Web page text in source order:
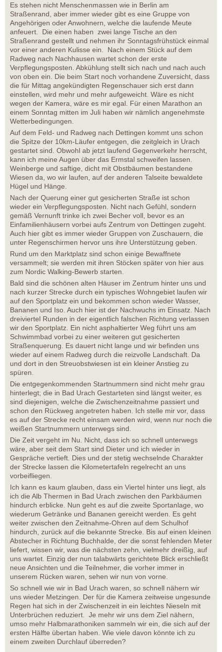
Es stehen nicht Menschenmassen wie in Berlin am
Straßenrand, aber immer wieder gibt es eine Gruppe von
Angehörigen oder Anwohnern, welche die laufende Meute
anfeuert. Die einen haben zwei lange Tische an den
Straßenrand gestellt und nehmen ihr Sonntagsfrühstück einmal
vor einer anderen Kulisse ein. Nach einem Stück auf dem
Radweg nach Nachhausen wartet schon der erste
Verpflegungsposten. Abkühlung stellt sich nach und nach auch
von oben ein. Die beim Start noch vorhandene Zuversicht, dass
die für Mittag angekündigten Regenschauer sich erst dann
einstellen, wird mehr und mehr aufgeweicht. Wäre es nicht
wegen der Kamera, wäre es mir egal. Für einen Marathon an
einem Sonntag mitten im Juli haben wir nämlich angenehmste
Wetterbedingungen.
Auf dem Feld- und Radweg nach Dettingen kommt uns schon
die Spitze der 10km-Läufer entgegen, die zeitgleich in Urach
gestartet sind. Obwohl ab jetzt laufend Gegenverkehr herrscht,
kann ich meine Augen über das Ermstal schweifen lassen.
Weinberge und saftige, dicht mit Obstbäumen bestandene
Wiesen da, wo wir laufen, auf der anderen Talseite bewaldete
Hügel und Hänge.
Nach der Querung einer gut gesicherten Straße ist schon
wieder ein Verpflegungsposten. Nicht nach Gefühl, sondern
gemäß Vernunft trinke ich zwei Becher voll, bevor es an
Einfamilienhäusern vorbei aufs Zentrum von Dettingen zugeht.
Auch hier gibt es immer wieder Gruppen von Zuschauern, die
unter Regenschirmen hervor uns ihre Unterstützung geben.
Rund um den Marktplatz sind schon einige Bewaffnete
versammelt; sie werden mit ihren Stöcken später von hier aus
zum Nordic Walking-Bewerb starten.
Bald sind die schönen alten Häuser im Zentrum hinter uns und
nach kurzer Strecke durch ein typisches Wohngebiet laufen wir
auf den Sportplatz ein und bekommen schon wieder Wasser,
Bananen und Iso. Auch hier ist der Nachwuchs im Einsatz. Nach
dreiviertel Runden in der eigentlich falschen Richtung verlassen
wir den Sportplatz. Ein nicht asphaltierter Weg führt uns am
Schwimmbad vorbei zu einer weiteren gut gesicherten
Straßenquerung. Es dauert nicht lange und wir befinden uns
wieder auf einem Radweg durch die reizvolle Landschaft. Da
und dort in den Streuobstwiesen ist ein kleiner Anstieg zu
spüren.
Die entgegenkommenden Startnummern sind nicht mehr grau
hinterlegt; die in Bad Urach Gestarteten sind längst weiter, es
sind diejenigen, welche die Zwischenzeitnahme passiert und
schon den Rückweg angetreten haben. Ich stelle mir vor, dass
es auf der Strecke recht einsam werden wird, wenn nur noch die
weißen Startnummern unterwegs sind.
Die Zeit vergeht im Nu. Nicht, dass ich so schnell unterwegs
wäre, aber seit dem Start sind Dieter und ich wieder in
Gespräche vertieft. Dies und der stetig wechselnde Charakter
der Strecke lassen die Kilometertafeln regelrecht an uns
vorbeifliegen.
Ich kann es kaum glauben, dass ein Viertel hinter uns liegt, als
ich die Alb Thermen in Bad Urach zwischen den Parkbäumen
hindurch erblicke. Nun geht es auf die zweite Sportanlage, wo
wiederum Getränke und Bananen gereicht werden. Es geht
weiter zwischen den Zeitnahme-Ohren auf dem Schulhof
hindurch, zurück auf die bekannte Strecke. Bis auf einen kleinen
Abstecher in Richtung Buchhalde, der die sonst fehlenden Meter
liefert, wissen wir, was die nächsten zehn, vielmehr dreißig, auf
uns wartet. Einzig der nun talabwärts gerichtete Blick erschließt
neue Ansichten und die Teilnehmer, die vorher immer in
unserem Rücken waren, sehen wir nun von vorne.
So schnell wie wir in Bad Urach waren, so schnell nähern wir
uns wieder Metzingen. Der für die Kamera zeitweise ungesunde
Regen hat sich in der Zwischenzeit in ein leichtes Nieseln mit
Unterbrüchen reduziert. Je mehr wir uns dem Ziel nähern,
umso mehr Halbmarathoniken sammeln wir ein, die sich auf der
ersten Hälfte übertan haben. Wie viele davon könnte ich zu
einem zweiten Durchlauf überreden?